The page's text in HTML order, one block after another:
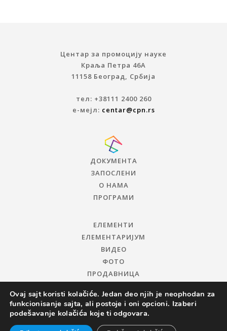
Центар за промоцију науке
Краља Петра 46A
11158 Београд, Србија
тел: +38111 2400 260
е-мејл: centar@cpn.rs
ДОКУМЕНТА
ЗАПОСЛЕНИ
О НАМА
ПРОГРАМИ
ЕЛЕМЕНТИ
ЕЛЕМЕНТАРИЈУМ
ВИДЕО
ФОТО
ПРОДАВНИЦА
Ovaj sajt koristi kolačiće. Jedan deo njih je neophodan za
funkcionisanje sajta, ali postoje i oni opcioni. Izaberi
podešavanje kolačića koje ti odgovara.